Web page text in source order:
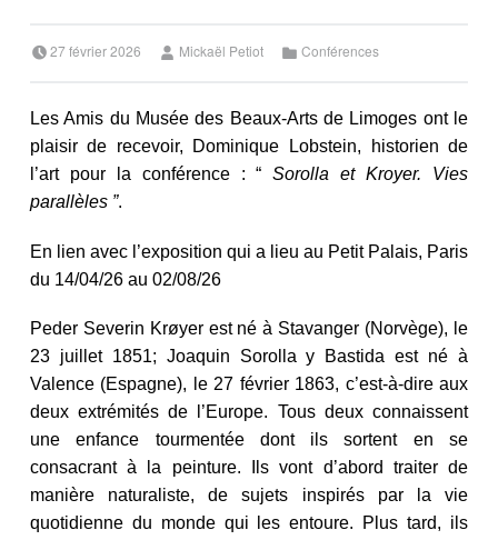
27 février 2026 Mickaël Petiot Conférences
Les Amis du Musée des Beaux-Arts de Limoges ont le
plaisir de recevoir, Dominique Lobstein, historien de
l’art pour la conférence : “Sorolla et Kroyer. Vies
parallèles ”.
En lien avec l’exposition qui a lieu au Petit Palais, Paris
du 14/04/26 au 02/08/26
Peder Severin Krøyer est né à Stavanger (Norvège), le
23 juillet 1851; Joaquin Sorolla y Bastida est né à
Valence (Espagne), le 27 février 1863, c’est-à-dire aux
deux extrémités de l’Europe. Tous deux connaissent
une enfance tourmentée dont ils sortent en se
consacrant à la peinture. Ils vont d’abord traiter de
manière naturaliste, de sujets inspirés par la vie
quotidienne du monde qui les entoure. Plus tard, ils